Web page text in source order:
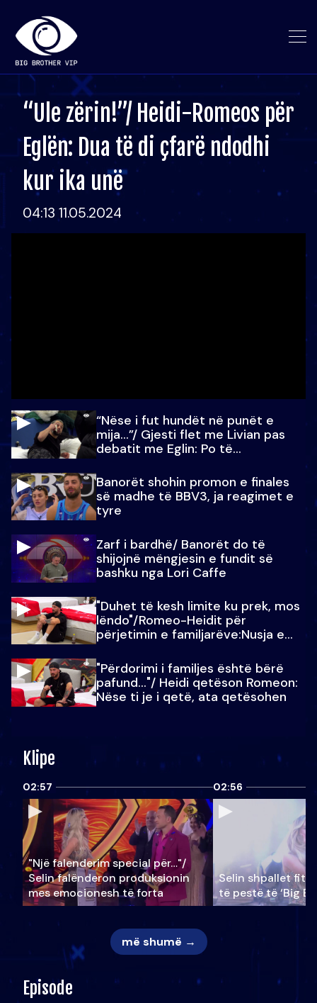
“Ule zërin!”/ Heidi-Romeos për
Eglën: Dua të di çfarë ndodhi
kur ika unë
04:13 11.05.2024
“Nëse i fut hundët në punët e
mija…”/ Gjesti flet me Livian pas
debatit me Eglin: Po të
Banorët shohin promon e finales
së madhe të BBV3, ja reagimet e
tyre
Zarf i bardhë/ Banorët do të
shijojnë mëngjesin e fundit së
bashku nga Lori Caffe
"Duhet të kesh limite ku prek, mos
lëndo"/Romeo-Heidit për
përjetimin e familjarëve:Nusja e
"Përdorimi i familjes është bërë
pafund…"/ Heidi qetëson Romeon:
Nëse ti je i qetë, ata qetësohen
Klipe
02:57
"Një falenderim special për…"/
Selin falënderon produksionin
mes emocionesh të forta
02:56
Selin shpallet
të pestë të ‘Big
më shumë →
Episode